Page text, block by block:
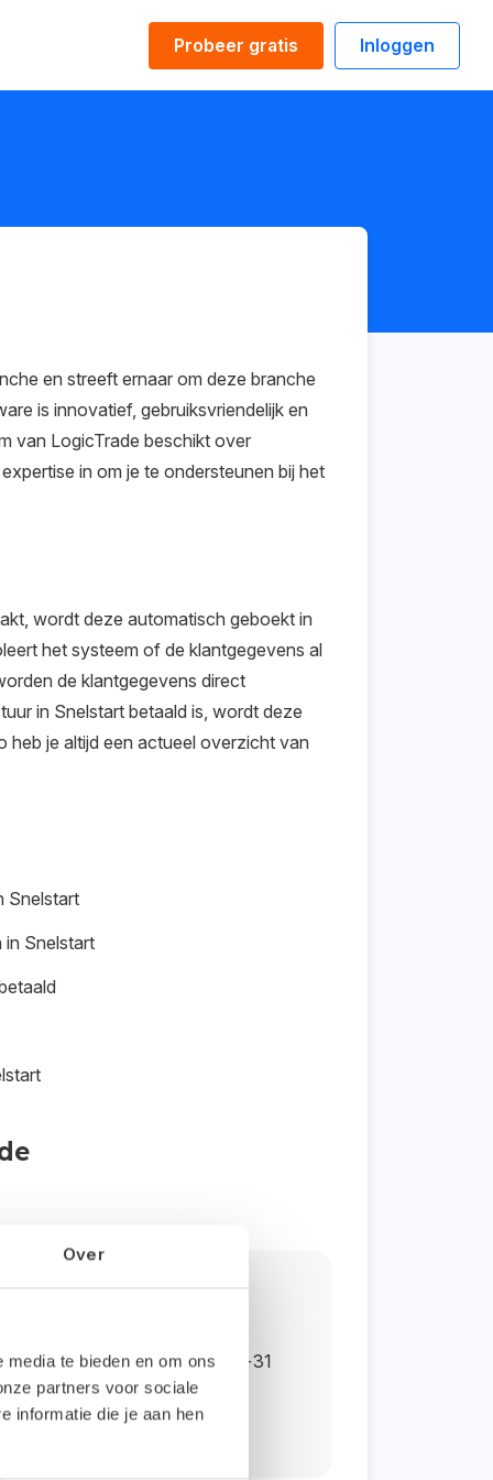
Over
te bieden en om ons
partners voor sociale
informatie die je aan hen
Probeer gratis Inloggen
en streeft ernaar om deze branche
is innovatief, gebruiksvriendelijk en
van LogicTrade beschikt over
in om je te ondersteunen bij het
wordt deze automatisch geboekt in
het systeem of de klantgegevens al
de klantgegevens direct
in Snelstart betaald is, wordt deze
heb je altijd een actueel overzicht van
Snelstart
in Snelstart
of telefoonnummer +31